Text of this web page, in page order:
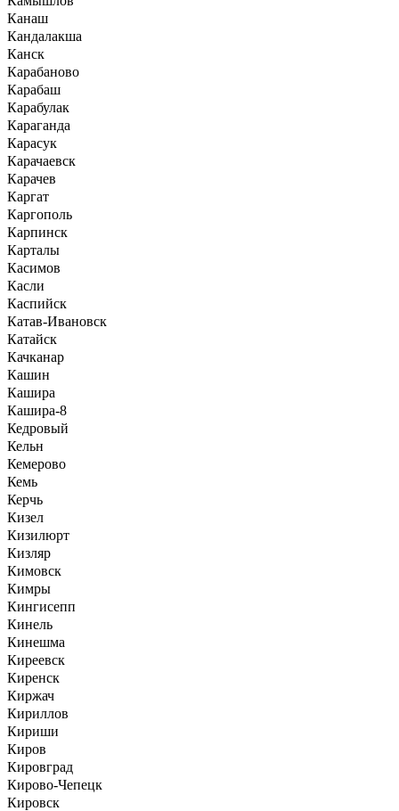
Канаш
Кандалакша
Канск
Карабаново
Карабаш
Карабулак
Караганда
Карасук
Карачаевск
Карачев
Каргат
Каргополь
Карпинск
Карталы
Касимов
Касли
Каспийск
Катав-Ивановск
Катайск
Качканар
Кашин
Кашира
Кашира-8
Кедровый
Кельн
Кемерово
Кемь
Керчь
Кизел
Кизилюрт
Кизляр
Кимовск
Кимры
Кингисепп
Кинель
Кинешма
Киреевск
Киренск
Киржач
Кириллов
Кириши
Киров
Кировград
Кирово-Чепецк
Кировск